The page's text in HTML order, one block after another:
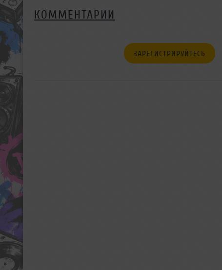
КОММЕНТАРИИ
ЗАРЕГИСТРИРУЙТЕСЬ